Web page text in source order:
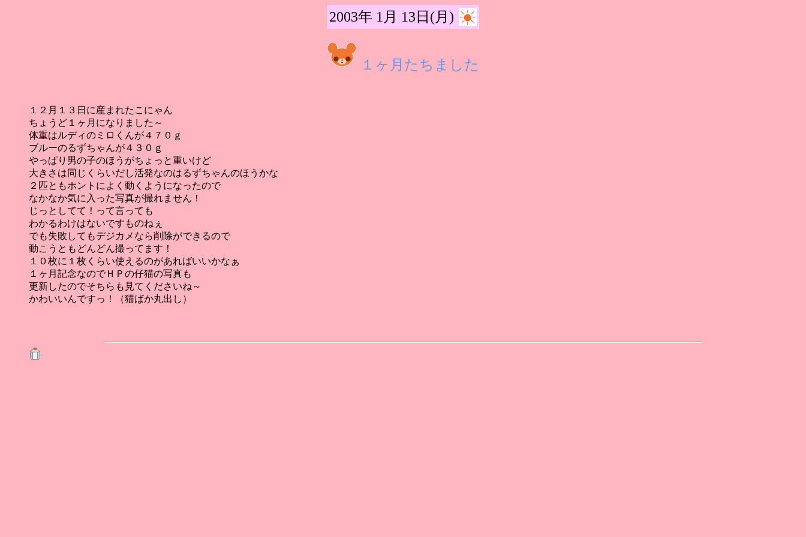
2003年 1月 13日(月)
１ヶ月たちました
１２月１３日に産まれたこにゃん
ちょうど１ヶ月になりました～
体重はルディのミロくんが４７０ｇ
ブルーのるずちゃんが４３０ｇ
やっぱり男の子のほうがちょっと重いけど
大きさは同じくらいだし活発なのはるずちゃんのほうかな
２匹ともホントによく動くようになったので
なかなか気に入った写真が撮れません！
じっとしてて！って言っても
わかるわけはないですものねぇ
でも失敗してもデジカメなら削除ができるので
動こうともどんどん撮ってます！
１０枚に１枚くらい使えるのがあればいいかなぁ
１ヶ月記念なのでＨＰの仔猫の写真も
更新したのでそちらも見てくださいね～
かわいいんですっ！（猫ばか丸出し）